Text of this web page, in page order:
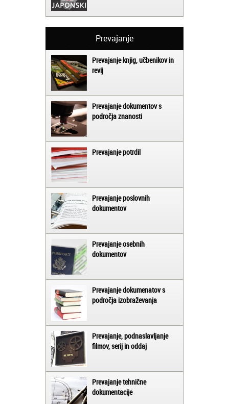
Prevajanje
Prevajanje knjig, učbenikov in
revij
Prevajanje dokumentov s
področja znanosti
Prevajanje potrdil
Prevajanje poslovnih
dokumentov
Prevajanje osebnih
dokumentov
Prevajanje dokumenatov s
področja izobraževanja
Prevajanje, podnaslavljanje
filmov, serij in oddaj
Prevajanje tehnične
dokumentacije